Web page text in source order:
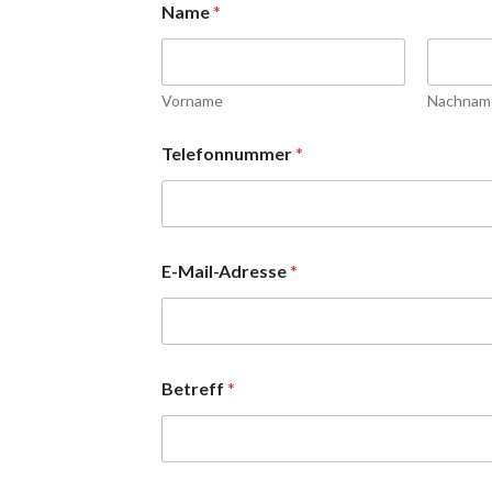
Name*
Vorname
Telefonnummer*
E-Mail-Adresse*
Betreff *